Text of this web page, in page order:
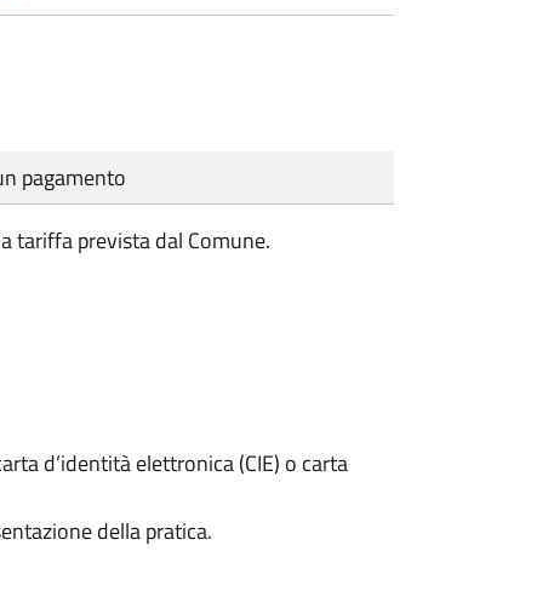
pagamento
tariffa prevista dal Comune.
d’identità elettronica (CIE) o carta
della pratica.